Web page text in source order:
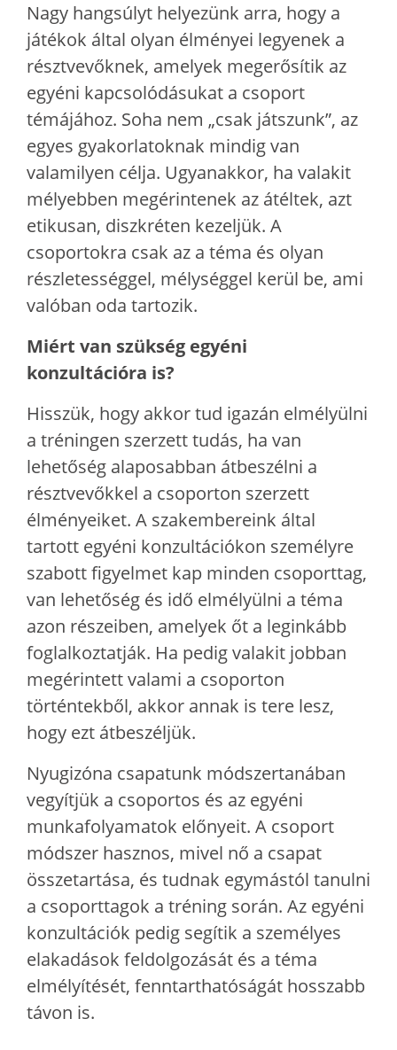
Nagy hangsúlyt helyezünk arra, hogy a
játékok által olyan élményei legyenek a
résztvevőknek, amelyek megerősítik az
egyéni kapcsolódásukat a csoport
témájához. Soha nem „csak játszunk”, az
egyes gyakorlatoknak mindig van
valamilyen célja. Ugyanakkor, ha valakit
mélyebben megérintenek az átéltek, azt
etikusan, diszkréten kezeljük. A
csoportokra csak az a téma és olyan
részletességgel, mélységgel kerül be, ami
valóban oda tartozik.
Miért van szükség egyéni
konzultációra is?
Hisszük, hogy akkor tud igazán elmélyülni
a tréningen szerzett tudás, ha van
lehetőség alaposabban átbeszélni a
résztvevőkkel a csoporton szerzett
élményeiket. A szakembereink által
tartott egyéni konzultációkon személyre
szabott figyelmet kap minden csoporttag,
van lehetőség és idő elmélyülni a téma
azon részeiben, amelyek őt a leginkább
foglalkoztatják. Ha pedig valakit jobban
megérintett valami a csoporton
történtekből, akkor annak is tere lesz,
hogy ezt átbeszéljük.
Nyugizóna csapatunk módszertanában
vegyítjük a csoportos és az egyéni
munkafolyamatok előnyeit. A csoport
módszer hasznos, mivel nő a csapat
összetartása, és tudnak egymástól tanulni
a csoporttagok a tréning során. Az egyéni
konzultációk pedig segítik a személyes
elakadások feldolgozását és a téma
elmélyítését, fenntarthatóságát hosszabb
távon is.